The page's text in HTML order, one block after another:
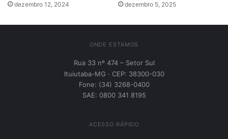
dezembro 12, 2024 dezembro 5, 2025
ONDE ESTAMOS
Rua 33 nº 474 – Setor Sul
Ituiutaba-MG · CEP: 38300-030
Fone: (34) 3268-0400
SAE: 0800 341 8195
ACESSO RÁPIDO